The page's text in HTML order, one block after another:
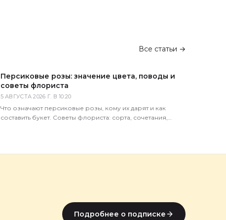
Все статьи →
Персиковые розы: значение цвета, поводы и
советы флориста
5 АВГУСТА 2026 Г. В 10:20
Что означают персиковые розы, кому их дарят и как
составить букет. Советы флориста: сорта, сочетания,
Подробнее о подписке